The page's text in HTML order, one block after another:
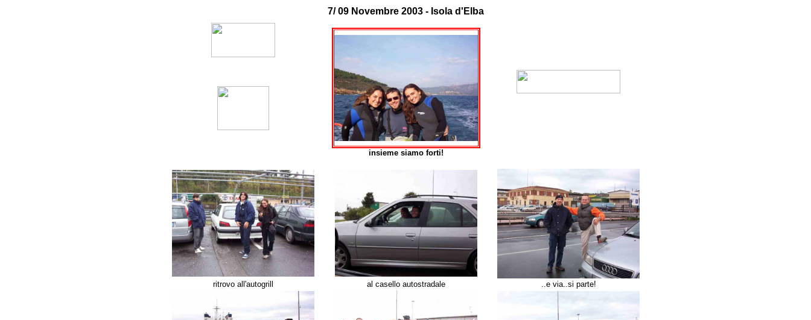
7/ 09 Novembre 2003 - Isola d'Elba
insieme siamo forti!
ritrovo all'autogrill al casello autostradale ..e via..si parte!